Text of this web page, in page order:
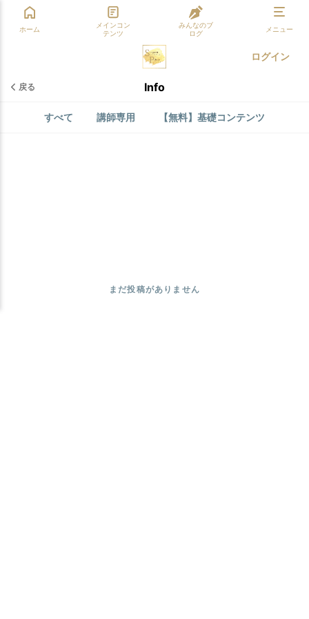
ホーム
メインコン
テンツ
みんなのブ
ログ
メニュー
ログイン
戻る Info
すべて 講師専用 【無料】基礎コンテンツ
まだ投稿がありません